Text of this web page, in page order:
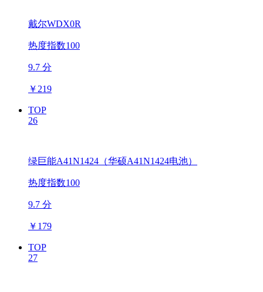
戴尔WDX0R
热度指数100
9.7 分
￥ 219
TOP
26
绿巨能A41N1424（华硕A41N1424电池）
热度指数100
9.7 分
￥ 179
TOP
27